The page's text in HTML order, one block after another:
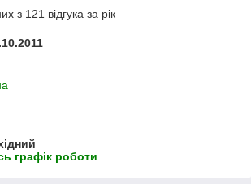
з 121 відгука за рік
графік роботи